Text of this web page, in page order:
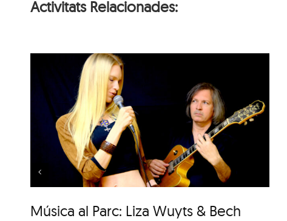
Activitats Relacionades:
Música al Parc: Liza Wuyts & Bech
Música al Parc: Punch Trio
vs. Samuel Marthe